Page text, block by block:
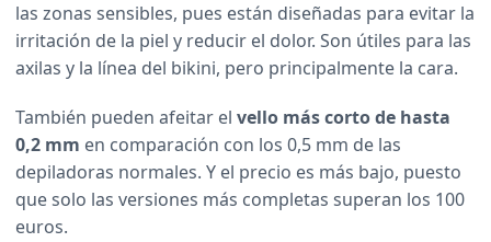
las zonas sensibles, pues están diseñadas para evitar la
irritación de la piel y reducir el dolor. Son útiles para las
axilas y la línea del bikini, pero principalmente la cara.
También pueden afeitar el vello más corto de hasta
0,2 mm en comparación con los 0,5 mm de las
depiladoras normales. Y el precio es más bajo, puesto
que solo las versiones más completas superan los 100
euros.